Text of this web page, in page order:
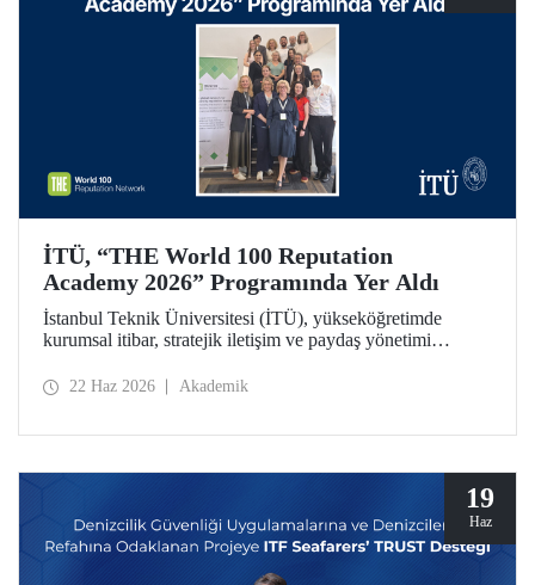
İTÜ, “THE World 100 Reputation
Academy 2026” Programında Yer Aldı
İstanbul Teknik Üniversitesi (İTÜ), yükseköğretimde
kurumsal itibar, stratejik iletişim ve paydaş yönetimi
World 100 Reputation Network tarafından düzenlenen
22 Haz 2026 Akademik
19
Haz